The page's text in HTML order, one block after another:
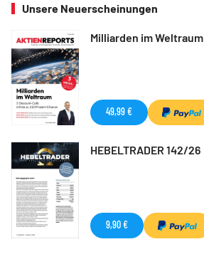
Unsere Neuerscheinungen
Milliarden im Weltraum
49,99 €
HEBELTRADER 142/26
9,90 €